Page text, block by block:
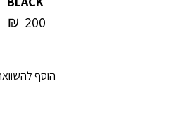
200
₪
הוסף